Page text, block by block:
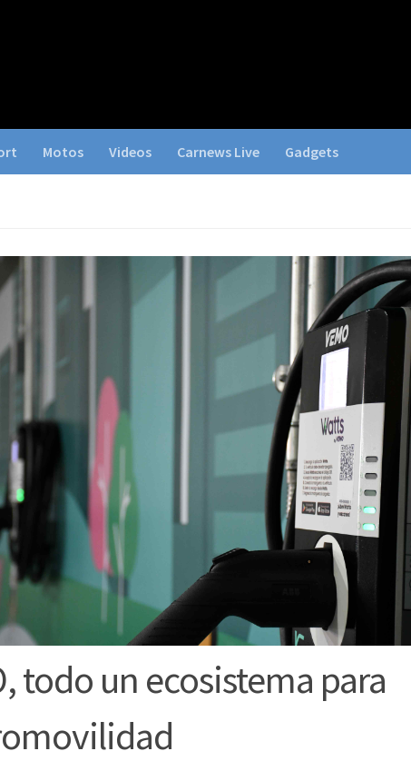
Motos Videos Carnews Live Gadgets
todo un ecosistema para